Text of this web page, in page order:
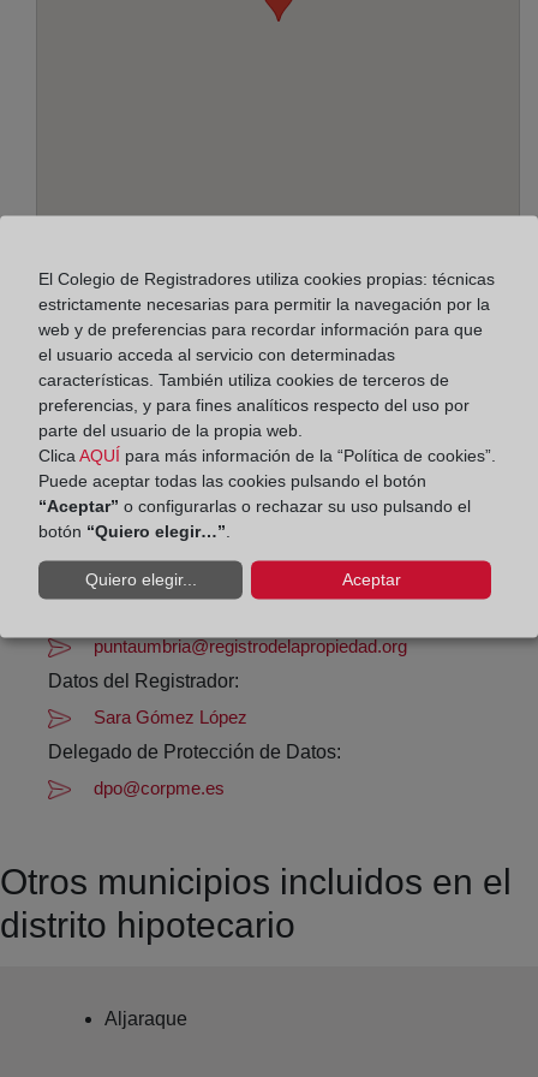
Avda. del Decano s/n - esq. Este - local 4, 21100
Horario:
De lunes a viernes de 09:00 a 17:00 horas
Agosto: De lunes a viernes de 09:00 a 14:00 horas
Los días 24 y 31 de diciembre de 09:00 a 14:00
horas
Datos de contacto:
959 37 48 16
puntaumbria@registrodelapropiedad.org
Datos del Registrador:
Sara Gómez López
Delegado de Protección de Datos:
dpo@corpme.es
Otros municipios incluidos en el
distrito hipotecario
Aljaraque
El Colegio de Registradores utiliza cookies propias: técnicas
estrictamente necesarias para permitir la navegación por la
web y de preferencias para recordar información para que
el usuario acceda al servicio con determinadas
características. También utiliza cookies de terceros de
preferencias, y para fines analíticos respecto del uso por
parte del usuario de la propia web.
Clica AQUÍ para más información de la “Política de cookies”.
Puede aceptar todas las cookies pulsando el botón
“Aceptar” o configurarlas o rechazar su uso pulsando el
botón “Quiero elegir…”
Quiero elegir... Aceptar